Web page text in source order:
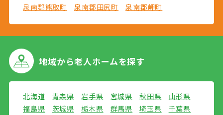
泉南郡熊取町
泉南郡田尻町 泉南郡岬町
地域から老人ホームを探す
北海道 青森県 岩手県 宮城県 秋田県
山形県
福島県
茨城県 栃木県 群馬県 埼玉県
千葉県